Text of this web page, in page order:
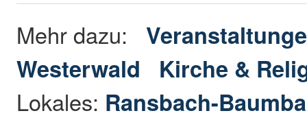
Mehr dazu:
Westerwald
Kirche &
Lokales: Ransbach-